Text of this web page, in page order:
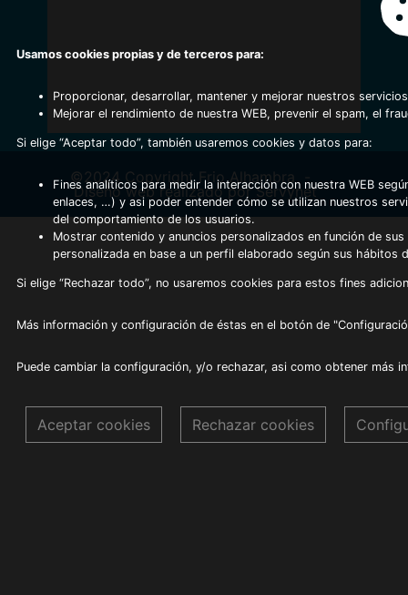
©2024 Copyright Frio Alhambra
Diseño web realizado por Servynet
Usamos cookies propias y de terceros para:
Proporcionar, desarrollar, mantener y mejorar nuestros
Mejorar el rendimiento de nuestra WEB, prevenir el spam, el
Si elige “Aceptar todo”, también usaremos cookies y datos para:
Fines analíticos para medir la interacción con nuestra WEB
enlaces, …) y asi poder entender cómo se utilizan nuestros
del comportamiento de los usuarios.
Mostrar contenido y anuncios personalizados en función de
personalizada en base a un perfil elaborado según sus hábitos
Si elige “Rechazar todo”, no usaremos cookies para estos fines
Más información y configuración de éstas en el botón de
Puede cambiar la configuración, y/o rechazar, asi como obtener más
Aceptar cookies Rechazar cookies